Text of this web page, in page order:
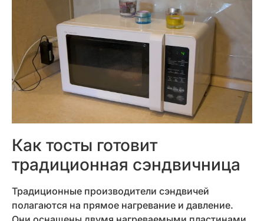
Как тосты готовит
традиционная сэндвичница
Традиционные производители сэндвичей
полагаются на прямое нагревание и давление.